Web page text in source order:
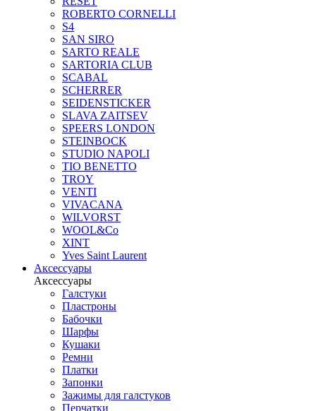
ROBERTO CORNELLI
S4
SAN SIRO
SARTO REALE
SARTORIA CLUB
SCABAL
SCHERRER
SEIDENSTICKER
SLAVA ZAITSEV
SPEERS LONDON
STEINBOCK
STUDIO NAPOLI
TIO BENETTO
TROY
VENTI
VIVACANA
WILVORST
WOOL&Co
XINT
Yves Saint Laurent
Аксессуары
Аксессуары
Галстуки
Пластроны
Бабочки
Шарфы
Кушаки
Ремни
Платки
Запонки
Зажимы для галстуков
Перчатки